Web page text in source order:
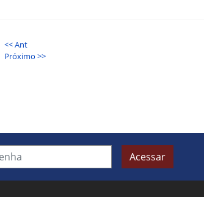
<< Ant
Próximo >>
Acessar